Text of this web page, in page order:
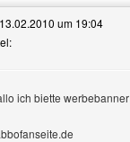
anzeigen
13.02.2010 um 19:04
ich biette